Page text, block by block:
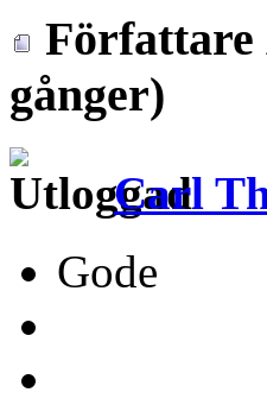
Författare
gånger)
Carl
Gode